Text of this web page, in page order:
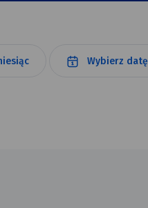
Wybierz datę